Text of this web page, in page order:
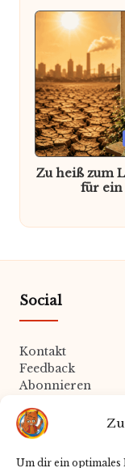
Um dir ein optimales
by
Posted
in
Zu heiß zum
für ein
Social
Kontakt
Feedback
Abonnieren
Rechtliches